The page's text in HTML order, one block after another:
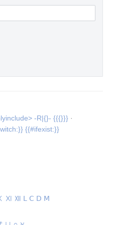
-R|{}- {{{}}} ·
{{#ifexist:}}
Ⅺ Ⅻ Ⅼ Ⅽ Ⅾ Ⅿ